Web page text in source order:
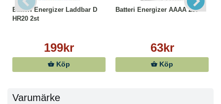
Batteri Energizer Laddbar D
HR20 2st
199kr
Köp
Batteri Energizer AAAA 2st
63kr
Köp
Varumärke